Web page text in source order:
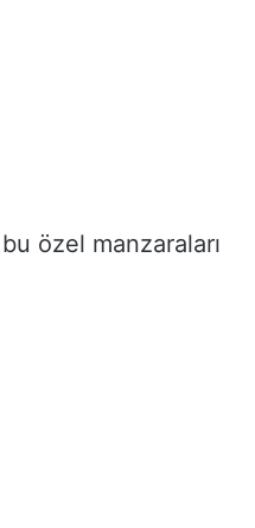
özel manzaraları